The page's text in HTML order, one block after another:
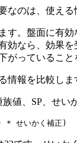
なのは、使え
す。盤面に有
効なら、効果
がっていること
情報を比較しま
値、SP、せい